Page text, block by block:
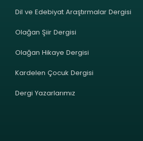
Dil ve Edebiyat Araştırmalar Dergisi
Olağan Şiir Dergisi
Olağan Hikaye Dergisi
Kardelen Çocuk Dergisi
Dergi Yazarlarımız